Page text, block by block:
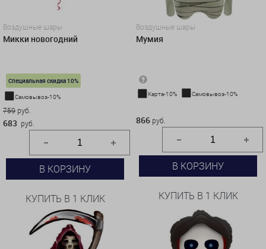
Воздушные шары
Микки новогодний
Специальная скидка 10%
Самовывоз-10%
759 руб.
683 руб.
В КОРЗИНУ
КУПИТЬ В 1 КЛИК
Воздушные шары
Мумия
Карта-10% Самовывоз-10%
866 руб.
В КОРЗИНУ
КУПИТЬ В 1 КЛИК